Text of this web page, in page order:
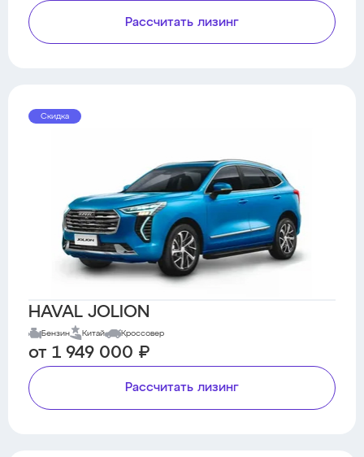
Рассчитать лизинг
Скидка
HAVAL JOLION
Бензин Китай Кроссовер
от 1 949 000 ₽
Рассчитать лизинг